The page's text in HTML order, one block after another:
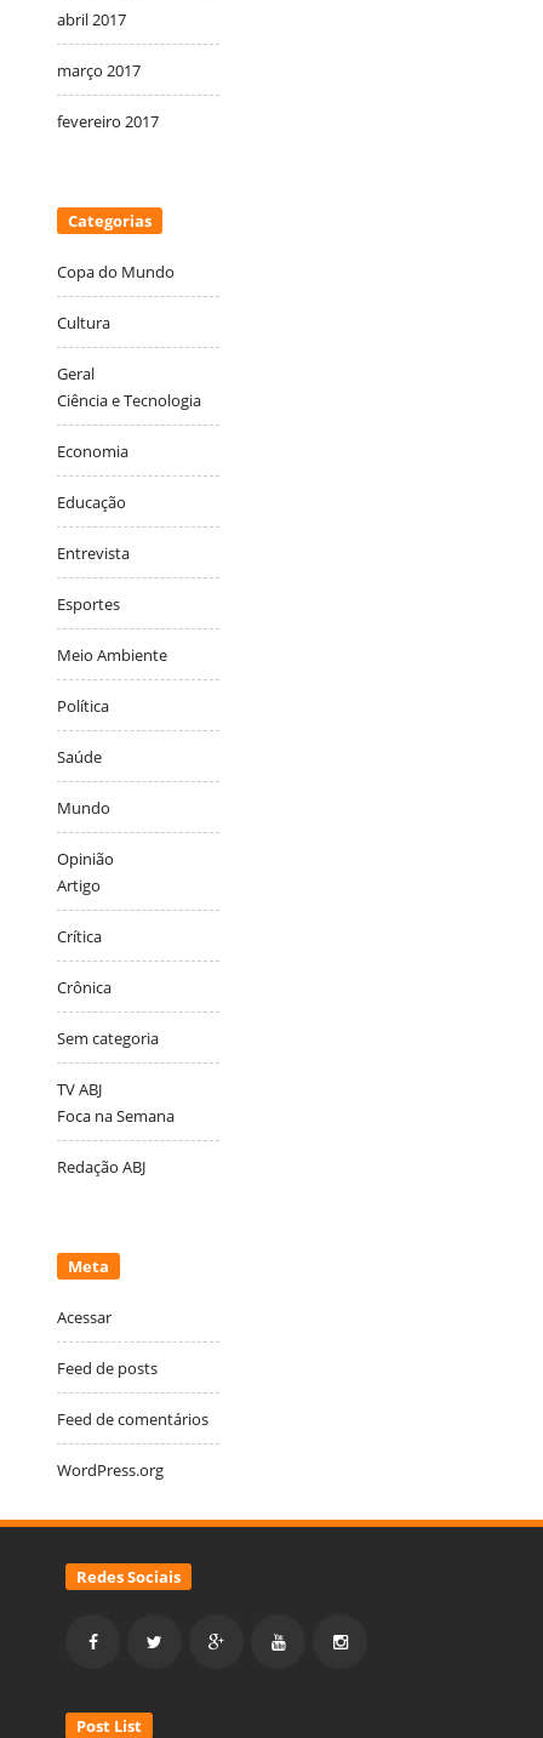
abril 2017
março 2017
fevereiro 2017
Categorias
Copa do Mundo
Cultura
Geral
Ciência e Tecnologia
Economia
Educação
Entrevista
Esportes
Meio Ambiente
Política
Saúde
Mundo
Opinião
Artigo
Crítica
Crônica
Sem categoria
TV ABJ
Foca na Semana
Redação ABJ
Meta
Acessar
Feed de posts
Feed de comentários
WordPress.org
Redes Sociais
Post List